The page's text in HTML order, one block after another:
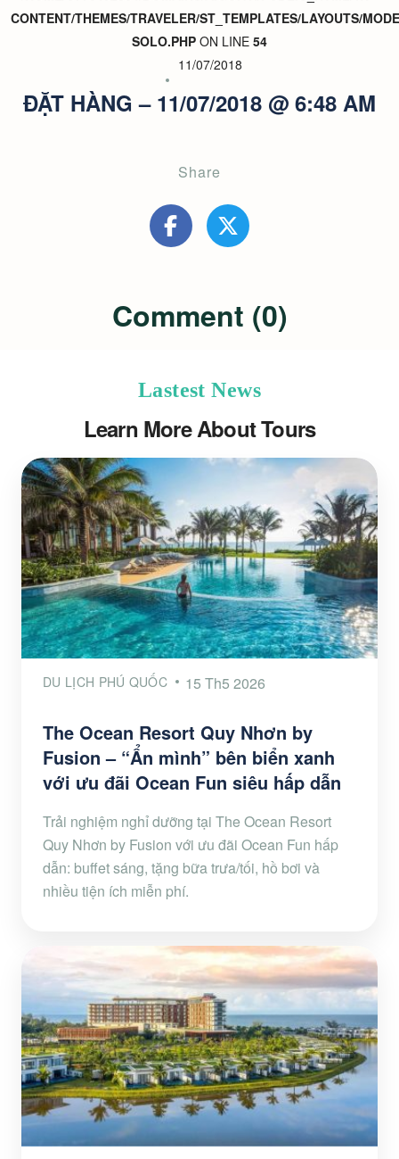
CONTENT/THEMES/TRAVELER/ST_TEMPLATES/LAYOUTS/
SOLO.PHP ON LINE 54
11/07/2018
ĐẶT HÀNG – 11/07/2018 @ 6:48 AM
Share
Comment (0)
Lastest News
Learn More About Tours
DU LỊCH PHÚ QUỐC 15 Th5 2026
The Ocean Resort Quy Nhơn by
Fusion – “Ẩn mình” bên biển xanh
với ưu đãi Ocean Fun siêu hấp dẫn
Trải nghiệm nghỉ dưỡng tại The Ocean Resort
Quy Nhơn by Fusion với ưu đãi Ocean Fun hấp
dẫn: buffet sáng, tặng bữa trưa/tối, hồ bơi và
nhiều tiện ích miễn phí.